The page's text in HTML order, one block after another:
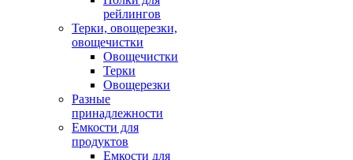
рейлингов
Терки, овощерезки,
овощечистки
Овощечистки
Терки
Овощерезки
Разные
принадлежности
Емкости для
продуктов
Емкости для